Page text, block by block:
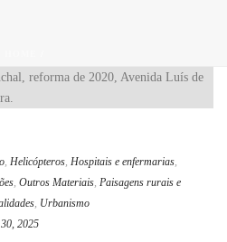
, Helicópteros, Hospitais e enfermarias,
, Outros Materiais, Paisagens rurais e
, Urbanismo
2025